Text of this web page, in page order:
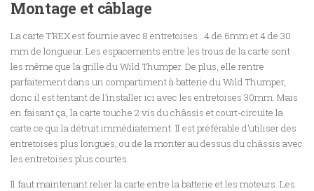
Montage et câblage
La carte T’REX est fournie avec 8 entretoises : 4 de 6mm et 4 de 30
mm de longueur. Les espacements entre les trous de la carte sont
les même que la grille du Wild Thumper. De plus, elle rentre
parfaitement dans un compartiment à batterie du Wild Thumper,
donc il est tentant de l’installer ici avec les entretoises 30mm. Mais
en faisant ça, la carte touche 2 vis du châssis et court-circuite la
carte ce qui la détruit immédiatement. Il est préférable d’utiliser des
entretoises plus longues, ou de la monter au dessus du châssis avec
les entretoises plus courtes.
Il faut maintenant relier la carte entre la batterie et les moteurs. Les